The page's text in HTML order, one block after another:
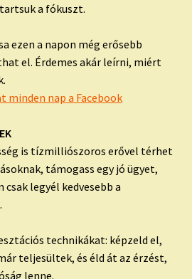
a fókuszt.
ezen a napon még erősebb
el. Érdemes akár leírni, miért
minden nap a Facebook
is tízmilliószoros erővel térhet
támogass egy jó ügyet,
csak legyél kedvesebb a
technikákat: képzeld el,
teljesültek, és éld át az érzést,
lenne.